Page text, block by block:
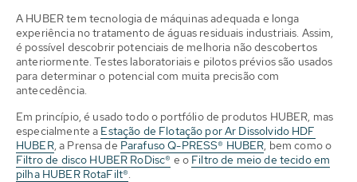
A HUBER tem tecnologia de máquinas adequada e longa
experiência no tratamento de águas residuais industriais. Assim,
é possível descobrir potenciais de melhoria não descobertos
anteriormente. Testes laboratoriais e pilotos prévios são usados
para determinar o potencial com muita precisão com
antecedência.
Em princípio, é usado todo o portfólio de produtos HUBER, mas
especialmente a Estação de Flotação por Ar Dissolvido HDF
HUBER, a Prensa de Parafuso Q-PRESS® HUBER, bem como o
Filtro de disco HUBER RoDisc® e o Filtro de meio de tecido em
pilha HUBER RotaFilt®.